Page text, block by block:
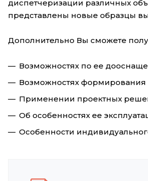
диспетчеризации различных
представлены новые образцы
Дополнительно Вы сможете
Возможностях по ее
Возможностях формирования
Применении проектных
Об особенностях ее
Особенности